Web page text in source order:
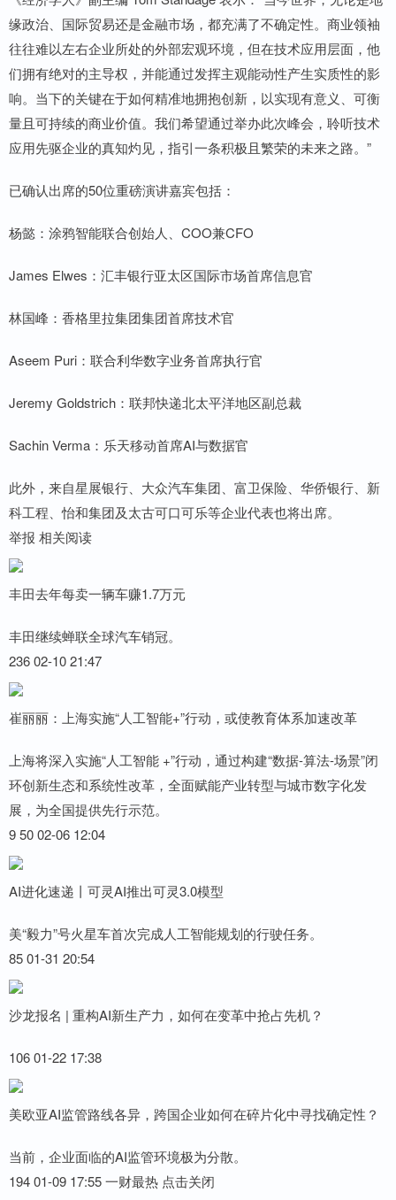
缘政治、国际贸易还是金融市场，都充满了不确定性。商业领袖
往往难以左右企业所处的外部宏观环境，但在技术应用层面，他
们拥有绝对的主导权，并能通过发挥主观能动性产生实质性的影
响。当下的关键在于如何精准地拥抱创新，以实现有意义、可衡
量且可持续的商业价值。我们希望通过举办此次峰会，聆听技术
应用先驱企业的真知灼见，指引一条积极且繁荣的未来之路。”
已确认出席的50位重磅演讲嘉宾包括：
杨懿：涂鸦智能联合创始人、COO兼CFO
James Elwes：汇丰银行亚太区国际市场首席信息官
林国峰：香格里拉集团集团首席技术官
Aseem Puri：联合利华数字业务首席执行官
Jeremy Goldstrich：联邦快递北太平洋地区副总裁
Sachin Verma：乐天移动首席AI与数据官
此外，来自星展银行、大众汽车集团、富卫保险、华侨银行、新
科工程、怡和集团及太古可口可乐等企业代表也将出席。
举报 相关阅读
丰田去年每卖一辆车赚1.7万元
丰田继续蝉联全球汽车销冠。
236 02-10 21:47
崔丽丽：上海实施“人工智能+”行动，或使教育体系加速改革
上海将深入实施“人工智能 +”行动，通过构建“数据-算法-场景”闭
环创新生态和系统性改革，全面赋能产业转型与城市数字化发
展，为全国提供先行示范。
9 50 02-06 12:04
AI进化速递丨可灵AI推出可灵3.0模型
美“毅力”号火星车首次完成人工智能规划的行驶任务。
85 01-31 20:54
沙龙报名 | 重构AI新生产力，如何在变革中抢占先机？
106 01-22 17:38
美欧亚AI监管路线各异，跨国企业如何在碎片化中寻找确定性？
当前，企业面临的AI监管环境极为分散。
194 01-09 17:55 一财最热 点击关闭